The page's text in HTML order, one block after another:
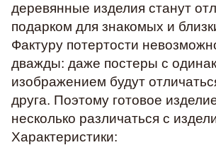
деревянные изделия станут
подарком для знакомых и
Фактуру потертости
дважды: даже постеры с
изображением будут
друга. Поэтому готовое
несколько различаться с
Характеристики: